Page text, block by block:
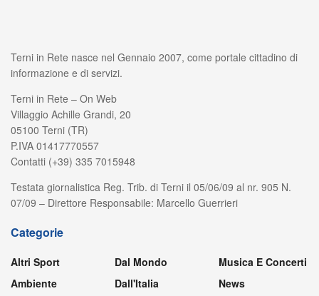
Terni in Rete nasce nel Gennaio 2007, come portale cittadino di
informazione e di servizi.
Terni in Rete – On Web
Villaggio Achille Grandi, 20
05100 Terni (TR)
P.IVA 01417770557
Contatti (+39) 335 7015948
Testata giornalistica Reg. Trib. di Terni il 05/06/09 al nr. 905 N.
07/09 – Direttore Responsabile: Marcello Guerrieri
Categorie
Altri Sport
Ambiente
Dal Mondo
Dall'Italia
Musica E Concerti
News